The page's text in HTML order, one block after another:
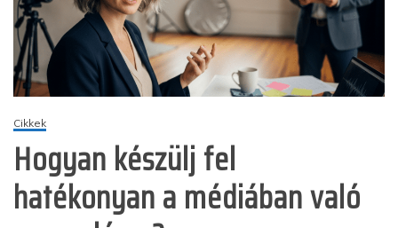
Cikkek
Hogyan készülj fel
hatékonyan a médiában való